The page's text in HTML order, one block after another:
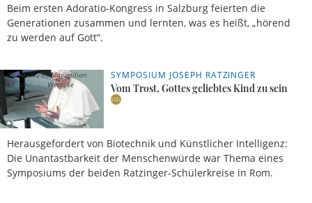
Beim ersten Adoratio-Kongress in Salzburg feierten die
Generationen zusammen und lernten, was es heißt, „hörend
zu werden auf Gott“.
SYMPOSIUM JOSEPH RATZINGER
Vom Trost, Gottes geliebtes Kind zu sein
Herausgefordert von Biotechnik und Künstlicher Intelligenz:
Die Unantastbarkeit der Menschenwürde war Thema eines
Symposiums der beiden Ratzinger-Schülerkreise in Rom.
02.10.2025,
11 Uhr
Maximilian
Welticke